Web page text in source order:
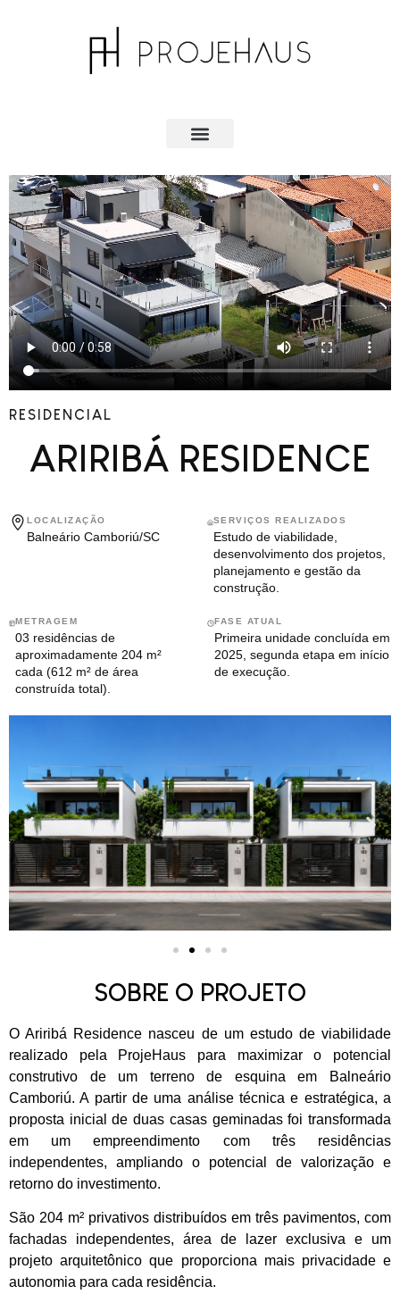
RESIDENCIAL
ARIRIBÁ RESIDENCE
LOCALIZAÇÃO
Balneário Camboriú/SC
SERVIÇOS REALIZADOS
Estudo de viabilidade,
desenvolvimento dos projetos,
planejamento e gestão da
construção.
METRAGEM
03 residências de
aproximadamente 204 m²
cada (612 m² de área
construída total).
FASE ATUAL
Primeira unidade concluída em
2025, segunda etapa em início
de execução.
SOBRE O PROJETO
O Ariribá Residence nasceu de um estudo de viabilidade
realizado pela ProjeHaus para maximizar o potencial
construtivo de um terreno de esquina em Balneário
Camboriú. A partir de uma análise técnica e estratégica, a
proposta inicial de duas casas geminadas foi transformada
em um empreendimento com três residências
independentes, ampliando o potencial de valorização e
retorno do investimento.
São 204 m² privativos distribuídos em três pavimentos, com
fachadas independentes, área de lazer exclusiva e um
projeto arquitetônico que proporciona mais privacidade e
autonomia para cada residência.